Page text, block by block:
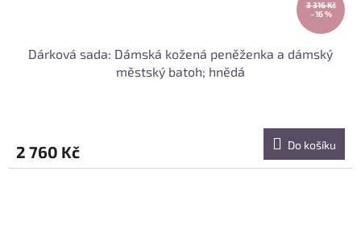
3 316 Kč
–16 %
Dárková sada: Dámská kožená peněženka a dámský
městský batoh; hnědá
2 760 Kč Do košíku